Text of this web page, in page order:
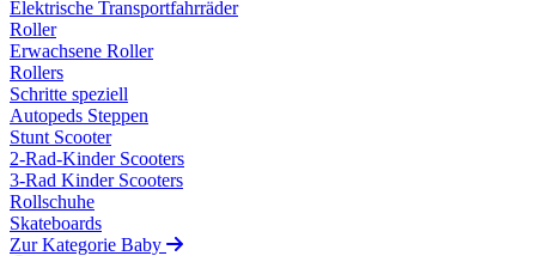
Elektrische Transportfahrräder
Roller
Erwachsene Roller
Rollers
Schritte speziell
Autopeds Steppen
Stunt Scooter
2-Rad-Kinder Scooters
3-Rad Kinder Scooters
Rollschuhe
Skateboards
Zur Kategorie Baby